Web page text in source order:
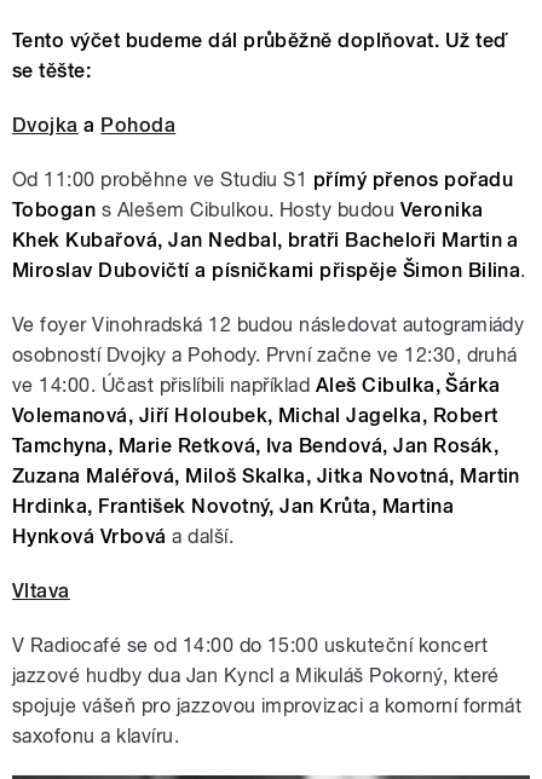
Tento výčet budeme dál průběžně doplňovat. Už teď
se těšte:
Dvojka a Pohoda
Od 11:00 proběhne ve Studiu S1 přímý přenos pořadu
Tobogan s Alešem Cibulkou. Hosty budou Veronika
Khek Kubařová, Jan Nedbal, bratři Bacheloři Martin a
Miroslav Dubovičtí a písničkami přispěje Šimon Bilina.
Ve foyer Vinohradská 12 budou následovat autogramiády
osobností Dvojky a Pohody. První začne ve 12:30, druhá
ve 14:00. Účast přislíbili například Aleš Cibulka, Šárka
Volemanová, Jiří Holoubek, Michal Jagelka, Robert
Tamchyna, Marie Retková, Iva Bendová, Jan Rosák,
Zuzana Maléřová, Miloš Skalka, Jitka Novotná, Martin
Hrdinka, František Novotný, Jan Krůta, Martina
Hynková Vrbová a další.
Vltava
V Radiocafé se od 14:00 do 15:00 uskuteční koncert
jazzové hudby dua Jan Kyncl a Mikuláš Pokorný, které
spojuje vášeň pro jazzovou improvizaci a komorní formát
saxofonu a klavíru.